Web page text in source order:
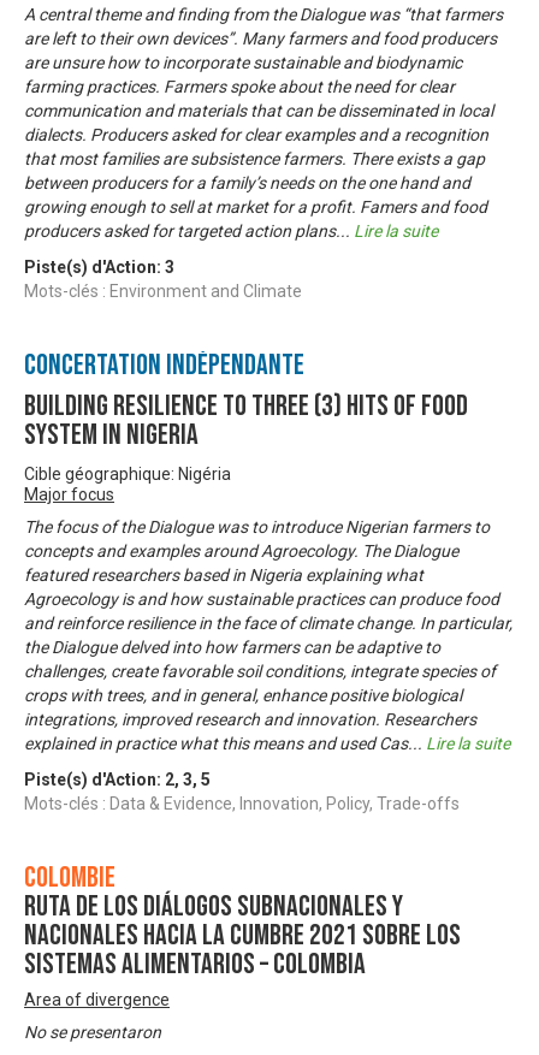
A central theme and finding from the Dialogue was “that farmers
are left to their own devices”. Many farmers and food producers
are unsure how to incorporate sustainable and biodynamic
farming practices. Farmers spoke about the need for clear
communication and materials that can be disseminated in local
dialects. Producers asked for clear examples and a recognition
that most families are subsistence farmers. There exists a gap
between producers for a family’s needs on the one hand and
growing enough to sell at market for a profit. Famers and food
producers asked for targeted action plans... Lire la suite
Piste(s) d'Action: 3
Mots-clés : Environment and Climate
Concertation Indépendante
Building resilience to three (3) hits of food
system in Nigeria
Cible géographique: Nigéria
Major focus
The focus of the Dialogue was to introduce Nigerian farmers to
concepts and examples around Agroecology. The Dialogue
featured researchers based in Nigeria explaining what
Agroecology is and how sustainable practices can produce food
and reinforce resilience in the face of climate change. In particular,
the Dialogue delved into how farmers can be adaptive to
challenges, create favorable soil conditions, integrate species of
crops with trees, and in general, enhance positive biological
integrations, improved research and innovation. Researchers
explained in practice what this means and used Cas... Lire la suite
Piste(s) d'Action: 2, 3, 5
Mots-clés : Data & Evidence, Innovation, Policy, Trade-offs
Colombie
Ruta de los diálogos subnacionales y
nacionales hacia la Cumbre 2021 sobre los
Sistemas Alimentarios – Colombia
Area of divergence
No se presentaron